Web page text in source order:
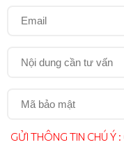
GỬI THÔNG TIN CHÚ Ý